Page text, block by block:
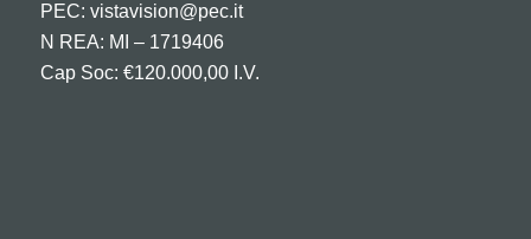
PEC: vistavision@pec.it
N REA: MI – 1719406
Cap Soc: €120.000,00 I.V.